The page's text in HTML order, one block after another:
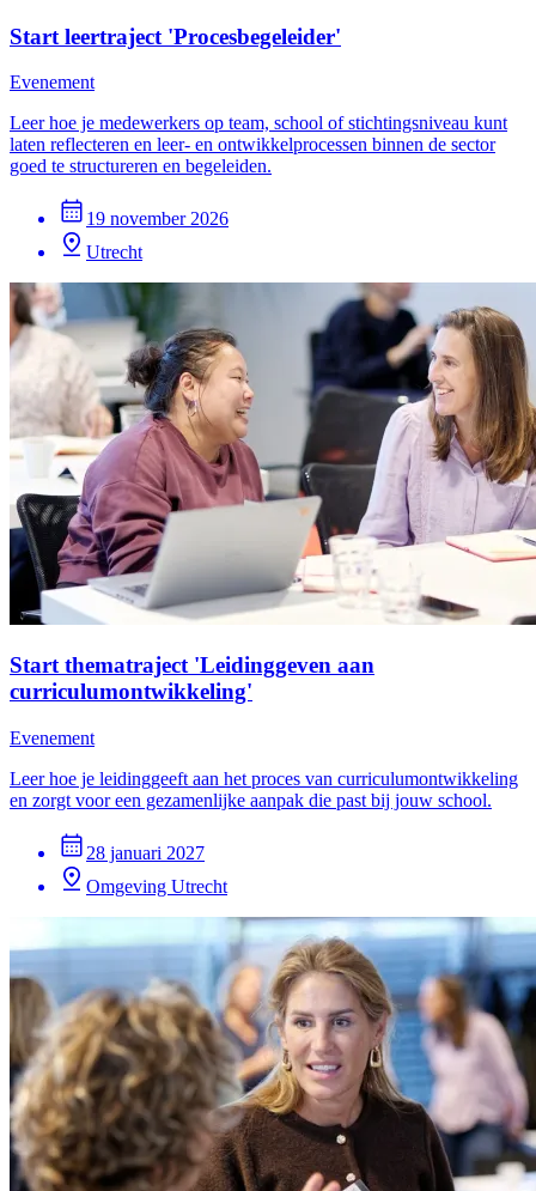
Start leertraject 'Procesbegeleider'
Evenement
Leer hoe je medewerkers op team, school of stichtingsniveau kunt
laten reflecteren en leer- en ontwikkelprocessen binnen de sector
goed te structureren en begeleiden.
19 november 2026
Utrecht
Start thematraject 'Leidinggeven aan
curriculumontwikkeling'
Evenement
Leer hoe je leidinggeeft aan het proces van curriculumontwikkeling
en zorgt voor een gezamenlijke aanpak die past bij jouw school.
28 januari 2027
Omgeving Utrecht